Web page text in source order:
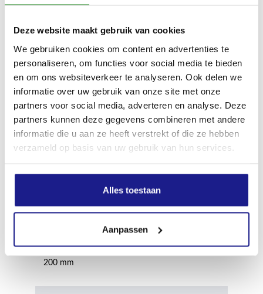
Deze website maakt gebruik van cookies
We gebruiken cookies om content en advertenties te
personaliseren, om functies voor social media te bieden
en om ons websiteverkeer te analyseren. Ook delen we
informatie over uw gebruik van onze site met onze
partners voor social media, adverteren en analyse. Deze
partners kunnen deze gegevens combineren met andere
informatie die u aan ze heeft verstrekt of die ze hebben
verzameld op basis van uw gebruik van hun services.
Alles toestaan
Aanpassen
Inhoud grasopvangbox
Apparaatbreedte zonder accessoires
Max. hoogte van het apparaat
105 cm
Diameter voorwiel
200 mm
Diameter achterwiel
200 mm